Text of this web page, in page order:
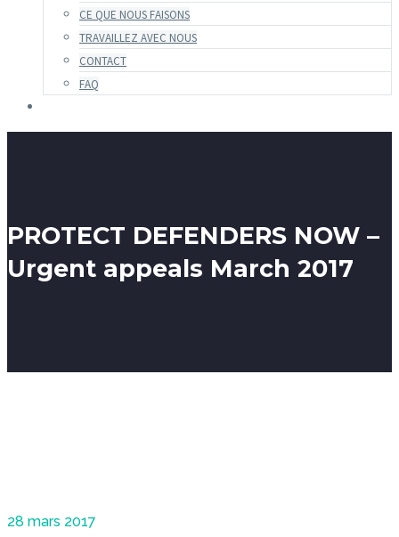
CE QUE NOUS FAISONS
TRAVAILLEZ AVEC NOUS
CONTACT
FAQ
PROTECT DEFENDERS NOW –
Urgent appeals March 2017
28 mars 2017